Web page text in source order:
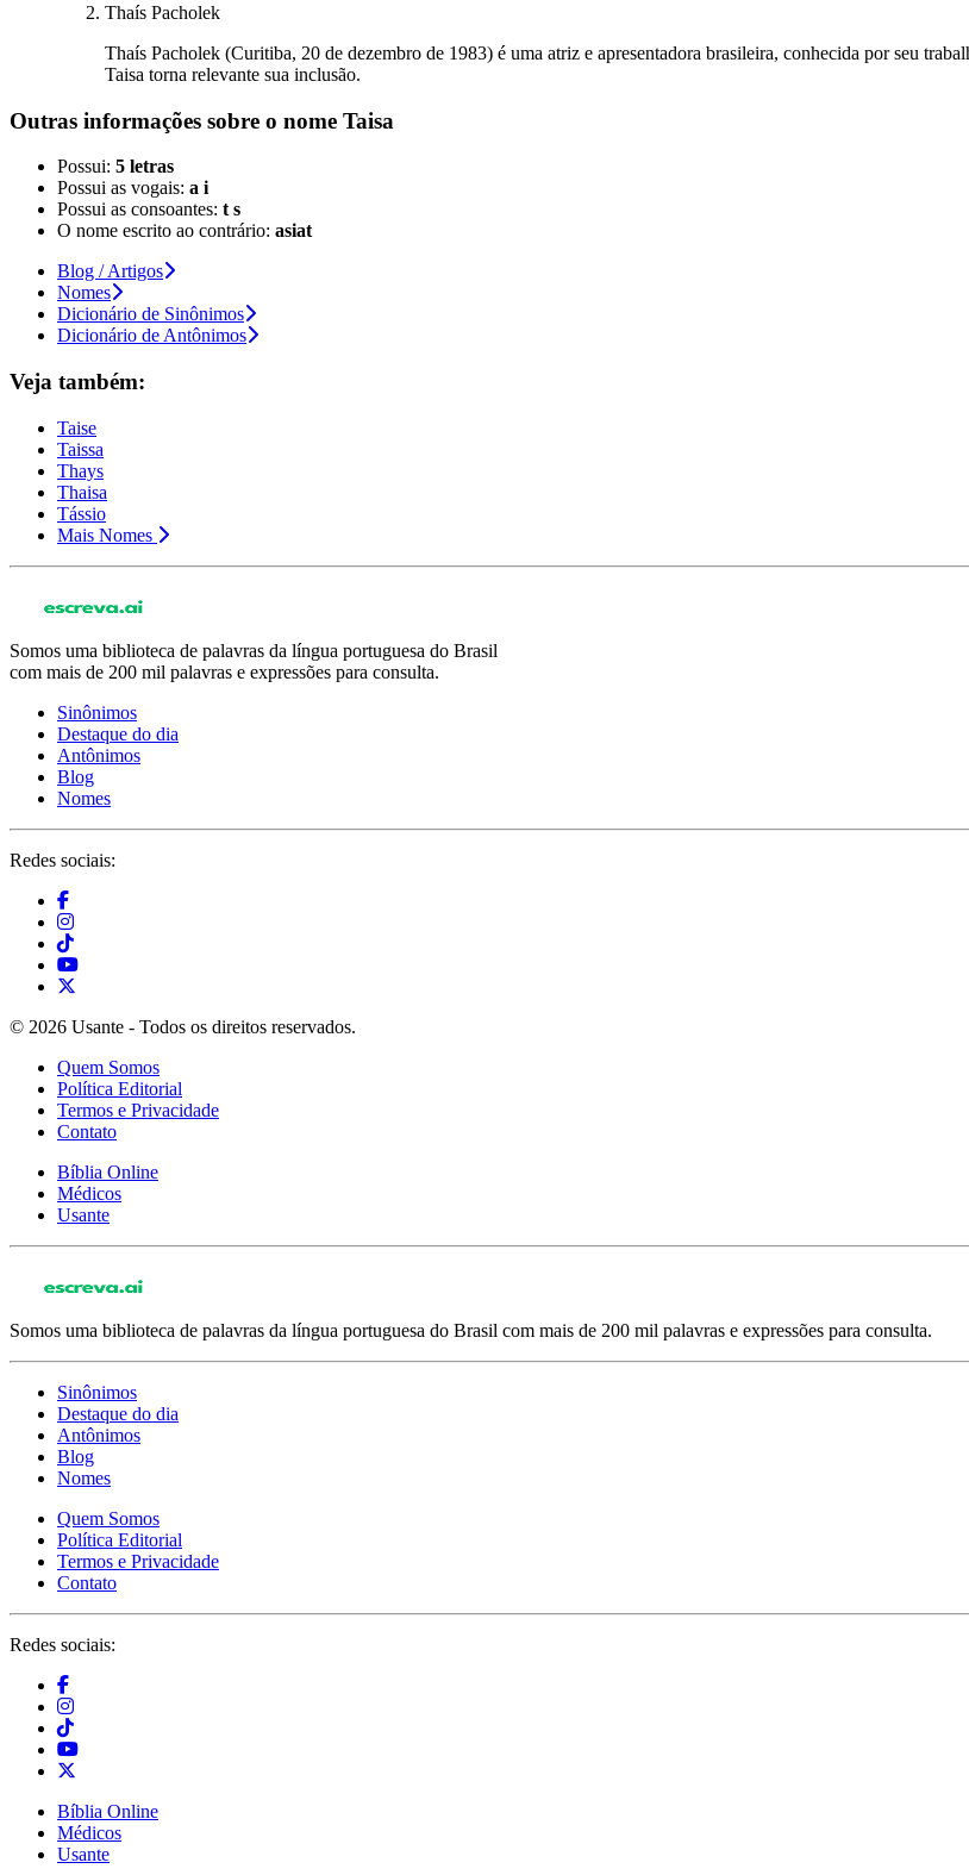
Thaís Pacholek
Thaís Pacholek (Curitiba, 20 de dezembro de 1983) é uma atriz e apresentadora brasileira, conhecida por seu
Taisa torna relevante sua inclusão.
Outras informações sobre o nome Taisa
Possui: 5 letras
Possui as vogais: a i
Possui as consoantes: t s
O nome escrito ao contrário: asiat
Blog / Artigos
Nomes
Dicionário de Sinônimos
Dicionário de Antônimos
Veja também:
Taise
Taissa
Thays
Thaisa
Tássio
Mais Nomes
Somos uma biblioteca de palavras da língua portuguesa do Brasil
com mais de 200 mil palavras e expressões para consulta.
Sinônimos
Destaque do dia
Antônimos
Blog
Nomes
Redes sociais:
© 2026 Usante - Todos os direitos reservados.
Quem Somos
Política Editorial
Termos e Privacidade
Contato
Bíblia Online
Médicos
Usante
Somos uma biblioteca de palavras da língua portuguesa do Brasil com mais de 200 mil palavras e expressões para consulta.
Sinônimos
Destaque do dia
Antônimos
Blog
Nomes
Quem Somos
Política Editorial
Termos e Privacidade
Contato
Redes sociais:
Bíblia Online
Médicos
Usante